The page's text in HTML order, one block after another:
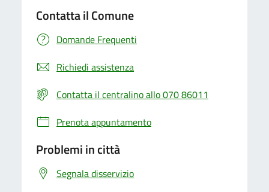
Contatta il Comune
Domande Frequenti
Richiedi assistenza
Contatta il centralino allo 070 86011
Prenota appuntamento
Problemi in città
Segnala disservizio